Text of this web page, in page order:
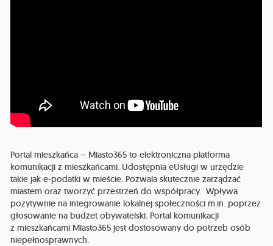
Portal mieszkańca – Miasto365 to elektroniczna platforma
komunikacji z mieszkańcami. Udostępnia eUsługi w urzędzie
takie jak e-podatki w mieście. Pozwala skutecznie zarządzać
miastem oraz tworzyć przestrzeń do współpracy. Wpływa
pozytywnie na integrowanie lokalnej społeczności m.in. poprzez
głosowanie na budżet obywatelski. Portal komunikacji
z mieszkańcami Miasto365 jest dostosowany do potrzeb osób
niepełnosprawnych.